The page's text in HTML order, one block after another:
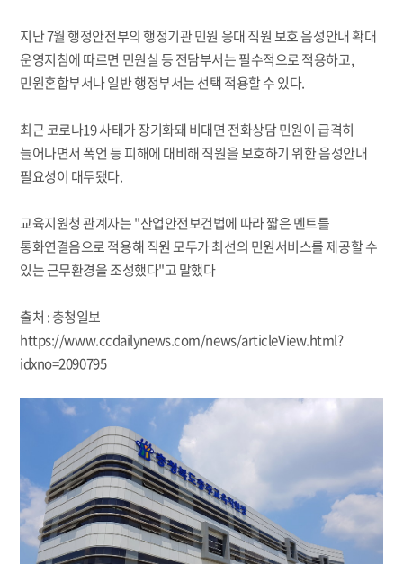
지난 7월 행정안전부의 행정기관 민원 응대 직원 보호 음성안내 확대
운영지침에 따르면 민원실 등 전담부서는 필수적으로 적용하고,
민원혼합부서나 일반 행정부서는 선택 적용할 수 있다.
최근 코로나19 사태가 장기화돼 비대면 전화상담 민원이 급격히
늘어나면서 폭언 등 피해에 대비해 직원을 보호하기 위한 음성안내
필요성이 대두됐다.
교육지원청 관계자는 "산업안전보건법에 따라 짧은 멘트를
통화연결음으로 적용해 직원 모두가 최선의 민원서비스를 제공할 수
있는 근무환경을 조성했다"고 말했다
출처 : 충청일보
https://www.ccdailynews.com/news/articleView.html?
idxno=2090795